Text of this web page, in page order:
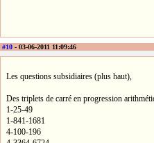
#10 - 03-06-2011 11:09:46
Les questions subsidiaires (plus haut),
Des triplets de carré en progression
1-25-49
1-841-1681
4-100-196